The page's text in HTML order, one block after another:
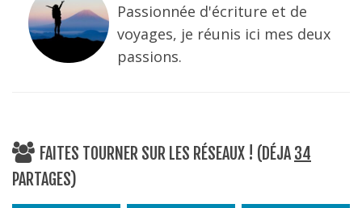
Passionnée d'écriture et de
voyages, je réunis ici mes deux
passions.
FAITES TOURNER SUR LES RÉSEAUX ! (DÉJA 34
PARTAGES)